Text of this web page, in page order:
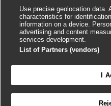
Use precise geolocation data.
characteristics for
information on a device.
advertising and content
services development.
List of Partners (vendors)
I